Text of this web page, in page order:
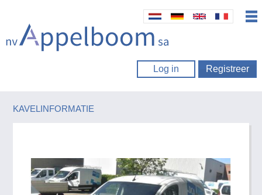
Log in Registreer
KAVELINFORMATIE